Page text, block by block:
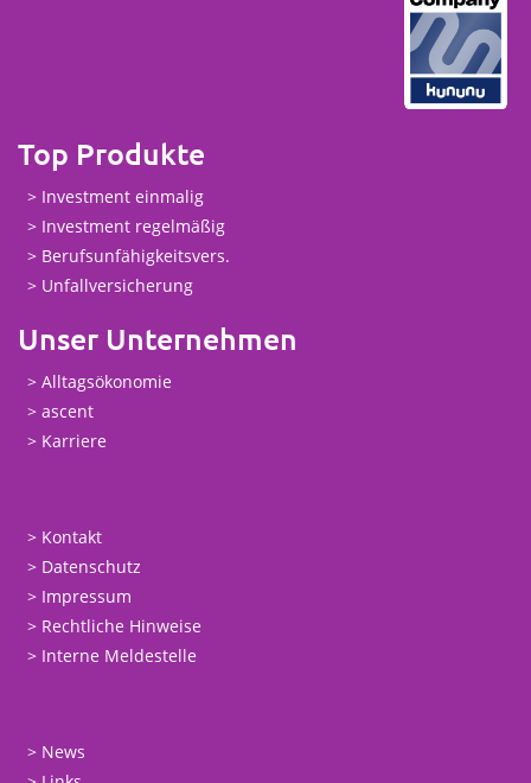
Top Produkte
Investment einmalig
Investment regelmäßig
Berufsunfähigkeitsvers.
Unfallversicherung
Unser Unternehmen
Alltagsökonomie
ascent
Karriere
Kontakt
Datenschutz
Impressum
Rechtliche Hinweise
Interne Meldestelle
News